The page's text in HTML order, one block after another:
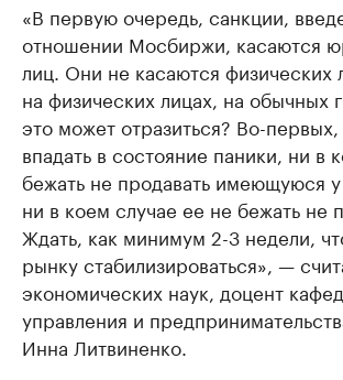
«В первую очередь, санкции,
отношении Мосбиржи, касаются
лиц. Они не касаются физических
на физических лицах, на обычных
это может отразиться? Во-
впадать в состояние паники, ни в
бежать не продавать имеющуюся у
ни в коем случае ее не бежать не
Ждать, как минимум 2-3 недели,
рынку стабилизироваться», —
экономических наук, доцент
управления и
Инна Литвиненко.